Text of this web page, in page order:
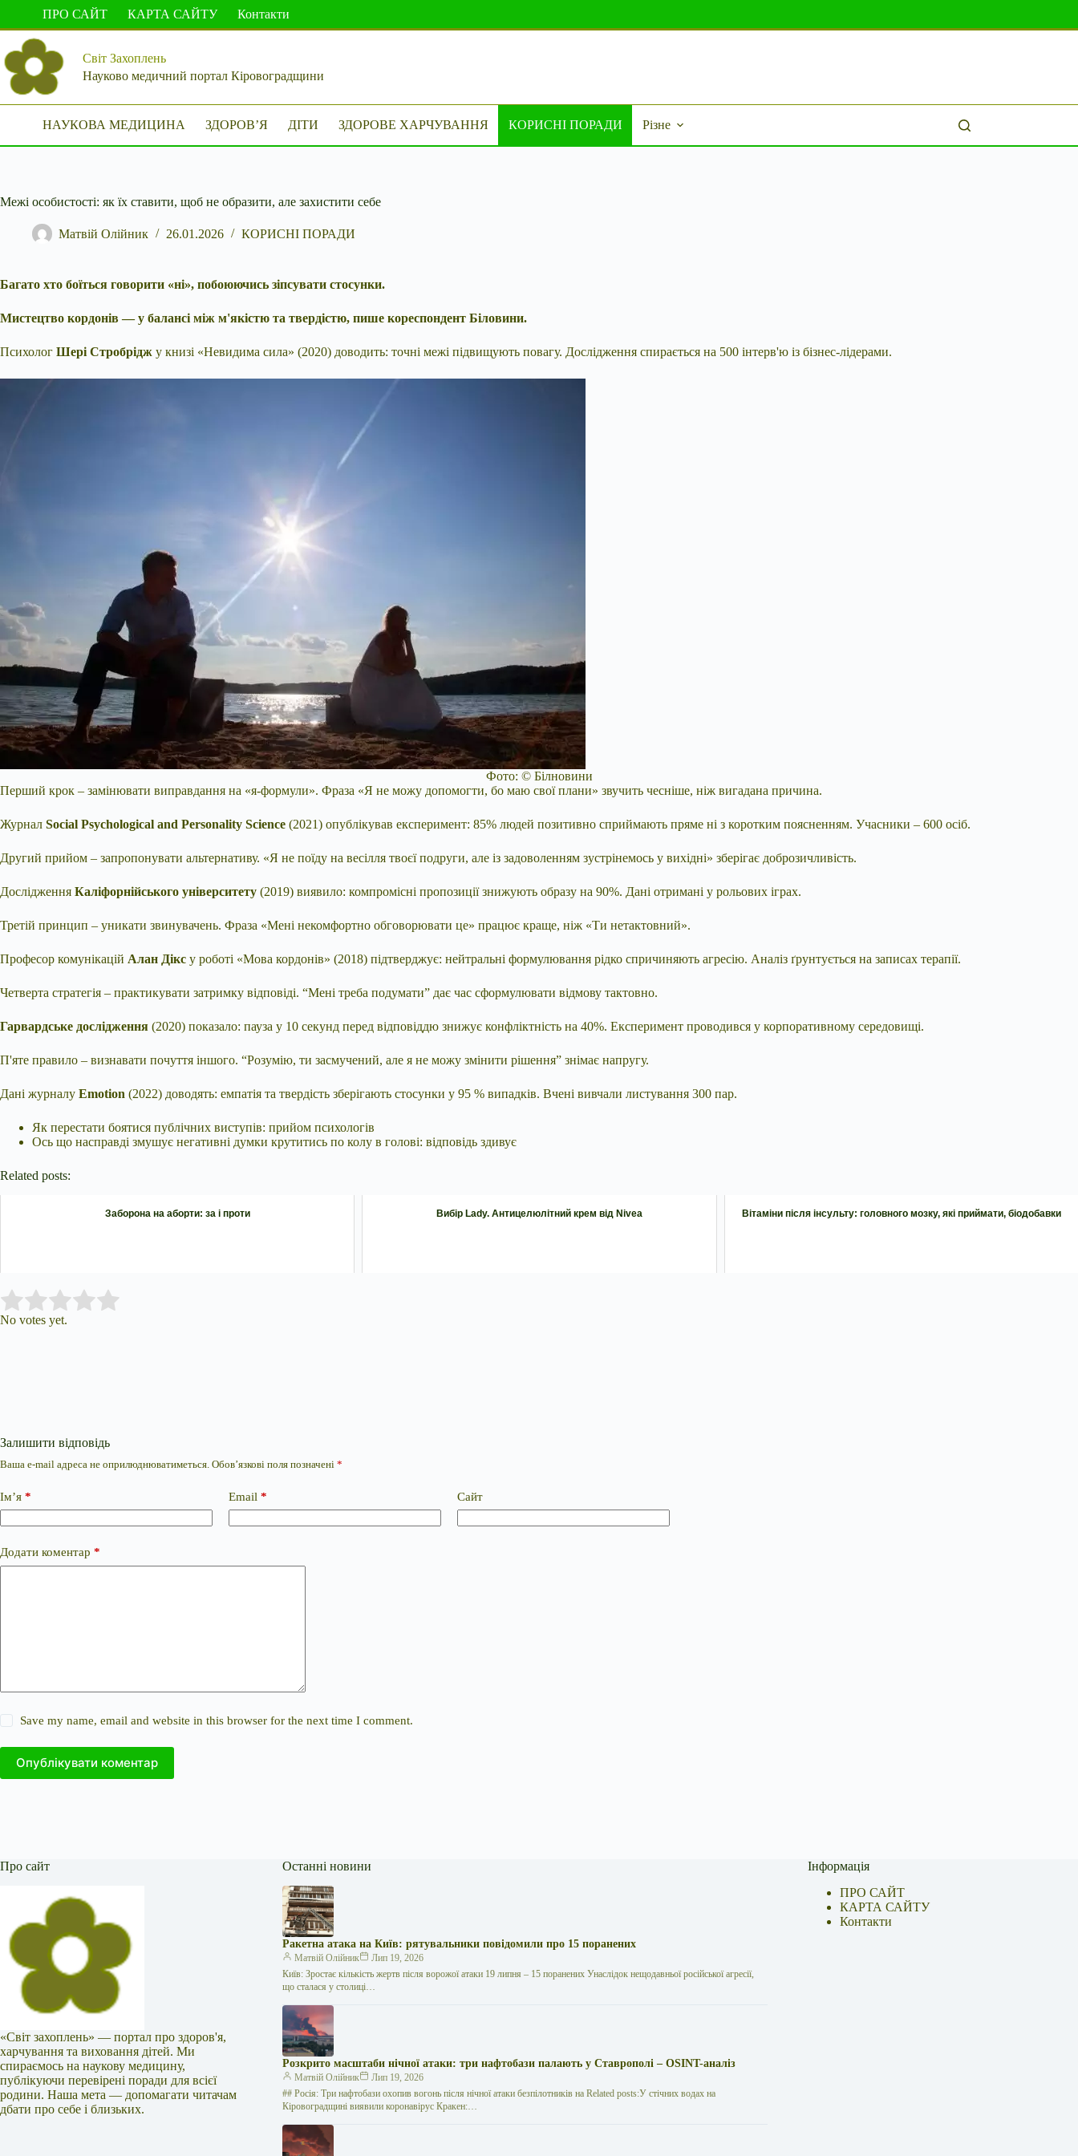
вмісту
ПРО САЙТ КАРТА САЙТУ Контакти
Світ Захоплень
Науково медичний портал Кіровоградщини
НАУКОВА МЕДИЦИНА ЗДОРОВ’Я ДІТИ ЗДОРОВЕ ХАРЧУВАННЯ КОРИСНІ ПОРАДИ Різне
Межі особистості: як їх ставити, щоб не образити, але захистити себе
Матвій Олійник 26.01.2026 КОРИСНІ ПОРАДИ
Багато хто боїться говорити «ні», побоюючись зіпсувати стосунки.
Мистецтво кордонів — у балансі між м'якістю та твердістю, пише кореспондент Біловини.
Психолог Шері Стробрідж у книзі «Невидима сила» (2020) доводить: точні межі підвищують повагу. Дослідження спирається на 500 інтерв'ю із бізнес-лідерами.
Фото: © Білновини
Перший крок – замінювати виправдання на «я-формули». Фраза «Я не можу допомогти, бо маю свої плани» звучить чесніше, ніж вигадана причина.
Журнал Social Psychological and Personality Science (2021) опублікував експеримент: 85% людей позитивно сприймають пряме ні з коротким поясненням. Учасники – 600 осіб.
Другий прийом – запропонувати альтернативу. «Я не поїду на весілля твоєї подруги, але із задоволенням зустрінемось у вихідні» зберігає доброзичливість.
Дослідження Каліфорнійського університету (2019) виявило: компромісні пропозиції знижують образу на 90%. Дані отримані у рольових іграх.
Третій принцип – уникати звинувачень. Фраза «Мені некомфортно обговорювати це» працює краще, ніж «Ти нетактовний».
Професор комунікацій Алан Дікс у роботі «Мова кордонів» (2018) підтверджує: нейтральні формулювання рідко спричиняють агресію. Аналіз ґрунтується на записах терапії.
Четверта стратегія – практикувати затримку відповіді. “Мені треба подумати” дає час сформулювати відмову тактовно.
Гарвардське дослідження (2020) показало: пауза у 10 секунд перед відповіддю знижує конфліктність на 40%. Експеримент проводився у корпоративному середовищі.
П'яте правило – визнавати почуття іншого. “Розумію, ти засмучений, але я не можу змінити рішення” знімає напругу.
Дані журналу Emotion (2022) доводять: емпатія та твердість зберігають стосунки у 95 % випадків. Вчені вивчали листування 300 пар.
Як перестати боятися публічних виступів: прийом психологів
Ось що насправді змушує негативні думки крутитись по колу в голові: відповідь здивує
Related posts:
Заборона на аборти: за і проти Вибір Lady. Антицелюлітний крем від Nivea Вітаміни після інсульту: головного мозку, які приймати, біодобавки
Rate this item:
No votes yet.
Залишити відповідь
Ваша e-mail адреса не оприлюднюватиметься. Обов’язкові поля позначені *
Ім’я * Email * Сайт
Додати коментар *
Save my name, email and website in this browser for the next time I comment.
Опублікувати коментар
Про сайт
«Світ захоплень» — портал про здоров'я,
харчування та виховання дітей. Ми
спираємось на наукову медицину,
публікуючи перевірені поради для всієї
родини. Наша мета — допомагати читачам
дбати про себе і близьких.
Останні новини
Ракетна атака на Київ: рятувальники повідомили про 15 поранених
Матвій Олійник
Лип 19, 2026
Київ: Зростає кількість жертв після ворожої атаки 19 липня – 15 поранених Унаслідок нещодавньої російської агресії,
що сталася у столиці…
Розкрито масштаби нічної атаки: три нафтобази палають у Ставрополі – OSINT-аналіз
Матвій Олійник
Лип 19, 2026
## Росія: Три нафтобази охопив вогонь після нічної атаки безпілотників на Related posts:У стічних водах на
Кіровоградщині виявили коронавірус Кракен:…
Інформація
ПРО САЙТ
КАРТА САЙТУ
Контакти